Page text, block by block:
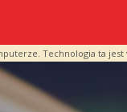
Technologia ta